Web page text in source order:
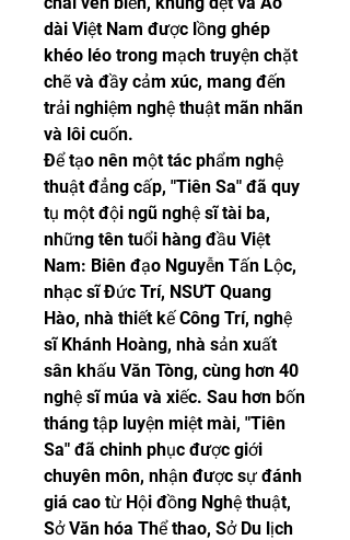
dài Việt Nam được lồng ghép
khéo léo trong mạch truyện chặt
chẽ và đầy cảm xúc, mang đến
trải nghiệm nghệ thuật mãn nhãn
và lôi cuốn.
Để tạo nên một tác phẩm nghệ
thuật đẳng cấp, "Tiên Sa" đã quy
tụ một đội ngũ nghệ sĩ tài ba,
những tên tuổi hàng đầu Việt
Nam: Biên đạo Nguyễn Tấn Lộc,
nhạc sĩ Đức Trí, NSƯT Quang
Hào, nhà thiết kế Công Trí, nghệ
sĩ Khánh Hoàng, nhà sản xuất
sân khấu Văn Tòng, cùng hơn 40
nghệ sĩ múa và xiếc. Sau hơn bốn
tháng tập luyện miệt mài, "Tiên
Sa" đã chinh phục được giới
chuyên môn, nhận được sự đánh
giá cao từ Hội đồng Nghệ thuật,
Sở Văn hóa Thể thao, Sở Du lịch